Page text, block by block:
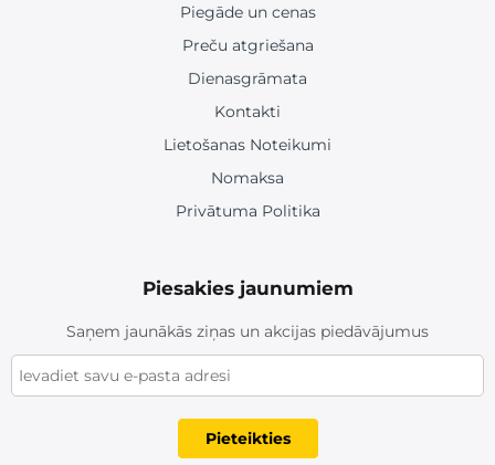
Piegāde un cenas
Preču atgriešana
Dienasgrāmata
Kontakti
Lietošanas Noteikumi
Nomaksa
Privātuma Politika
Piesakies jaunumiem
Saņem jaunākās ziņas un akcijas piedāvājumus
Pieteikties